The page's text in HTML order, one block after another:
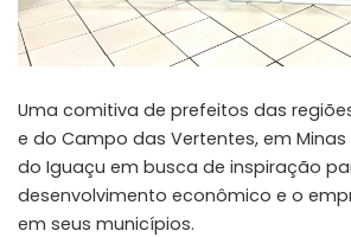
Uma comitiva de prefeitos das
e do Campo das Vertentes, em Minas
do Iguaçu em busca de inspiração
desenvolvimento econômico e o
em seus municípios.